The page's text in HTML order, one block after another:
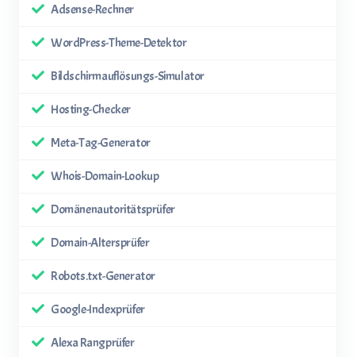
Adsense-Rechner
WordPress-Theme-Detektor
Bildschirmauflösungs-Simulator
Hosting-Checker
Meta-Tag-Generator
Whois-Domain-Lookup
Domänenautoritätsprüfer
Domain-Altersprüfer
Robots.txt-Generator
Google-Indexprüfer
Alexa Rangprüfer